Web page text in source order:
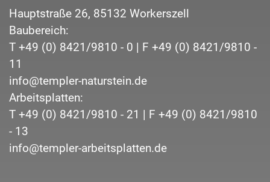
Hauptstraße 26, 85132 Workerszell
Baubereich:
T +49 (0) 8421/9810 - 0 | F +49 (0) 8421/9810 -
11
info@templer-naturstein.de
Arbeitsplatten:
T +49 (0) 8421/9810 - 21 | F +49 (0) 8421/9810
- 13
info@templer-arbeitsplatten.de